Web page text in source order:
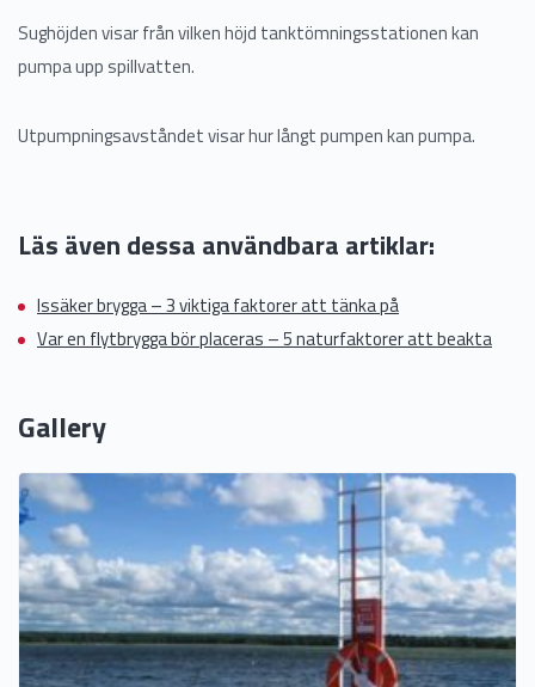
Sughöjden visar från vilken höjd tanktömningsstationen kan
pumpa upp spillvatten.
Utpumpningsavståndet visar hur långt pumpen kan pumpa.
Läs även dessa användbara artiklar:
Issäker brygga – 3 viktiga faktorer att tänka på
Var en flytbrygga bör placeras – 5 naturfaktorer att beakta
Gallery